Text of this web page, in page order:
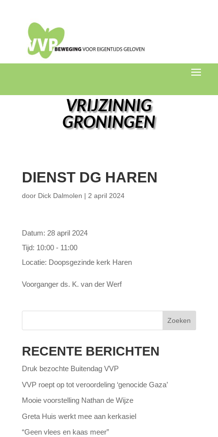
VRIJZINNIG
GRONINGEN
DIENST DG HAREN
door Dick Dalmolen | 2 april 2024
Datum: 28 april 2024
Tijd: 10:00 - 11:00
Locatie: Doopsgezinde kerk Haren
Voorganger ds. K. van der Werf
Zoeken
RECENTE BERICHTEN
Druk bezochte Buitendag VVP
VVP roept op tot veroordeling ‘genocide Gaza’
Mooie voorstelling Nathan de Wijze
Greta Huis werkt mee aan kerkasiel
“Geen vlees en kaas meer”